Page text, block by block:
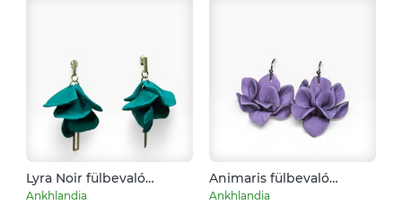
Lyra Noir fülbevaló
Sötétzöld
Ankhlandia
Animaris fülbevaló
Áfonya
Ankhlandia